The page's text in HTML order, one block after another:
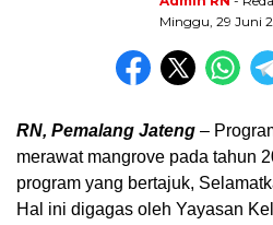
Minggu, 29 Juni
RN, Pemalang Jateng –
merawat mangrove pada tahun
program yang bertajuk,
Hal ini digagas oleh Yayasan